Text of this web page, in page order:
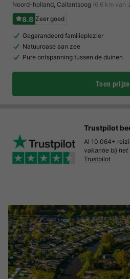
Noord-holland, Callantsoog (6,6 km van
8.8 Zeer goed
Gegarandeerd familieplezier
Natuuroase aan zee
Pure ontspanning tussen de duinen
Toon
Trustpilot
Al 10.064+
vakantie bij het
Trustpilot